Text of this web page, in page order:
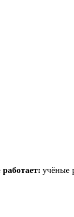
учёные